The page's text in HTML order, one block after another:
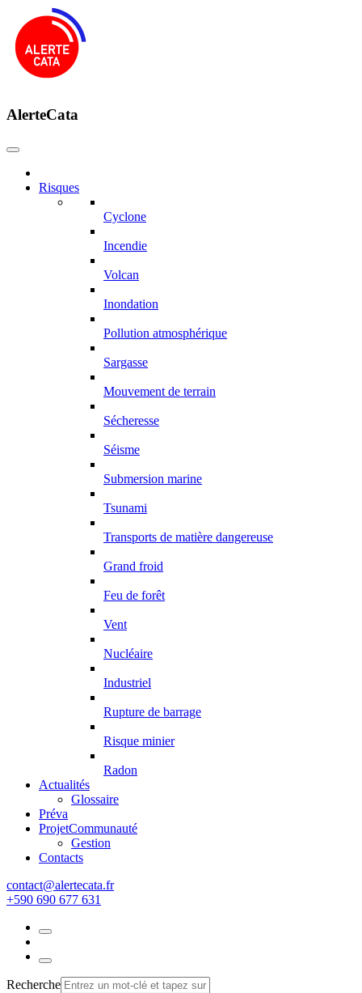
AlerteCata
Risques
Cyclone
Incendie
Volcan
Inondation
Pollution atmosphérique
Sargasse
Mouvement de terrain
Sécheresse
Séisme
Submersion marine
Tsunami
Transports de matière dangereuse
Grand froid
Feu de forêt
Vent
Nucléaire
Industriel
Rupture de barrage
Risque minier
Radon
Actualités
Glossaire
Préva
ProjetCommunauté
Gestion
Contacts
rf.atacetrela@tcatnoc
+590 690 677 631
Recherche